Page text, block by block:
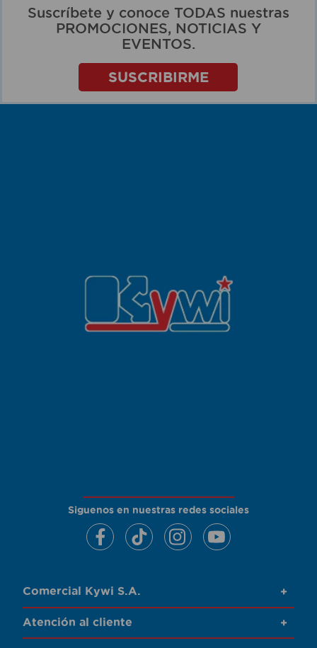
Suscríbete y conoce TODAS nuestras
PROMOCIONES, NOTICIAS Y
EVENTOS.
SUSCRIBIRME
Siguenos en nuestras redes sociales
Comercial Kywi S.A. +
Atención al cliente +